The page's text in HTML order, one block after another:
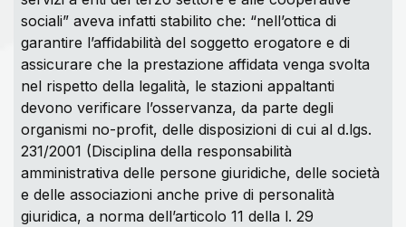
sociali” aveva infatti stabilito che: “nell’ottica di
garantire l’affidabilità del soggetto erogatore e di
assicurare che la prestazione affidata venga svolta
nel rispetto della legalità, le stazioni appaltanti
devono verificare l’osservanza, da parte degli
organismi no-profit, delle disposizioni di cui al d.lgs.
231/2001 (Disciplina della responsabilità
amministrativa delle persone giuridiche, delle società
e delle associazioni anche prive di personalità
giuridica, a norma dell’articolo 11 della l. 29